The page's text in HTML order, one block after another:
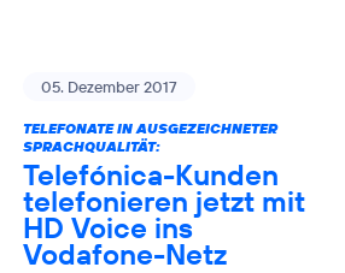
05. Dezember 2017
TELEFONATE IN AUSGEZEICHNETER
SPRACHQUALITÄT:
Telefónica-Kunden
telefonieren jetzt mit
HD Voice ins
Vodafone-Netz